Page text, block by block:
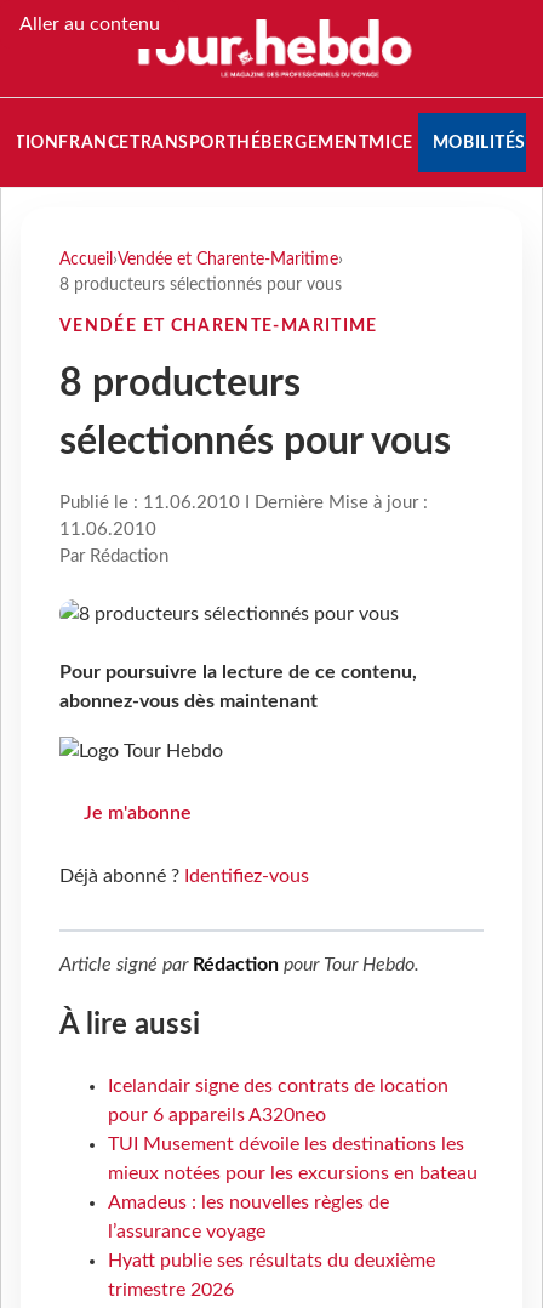
Aller au contenu
FRANCETRANSPORT HÉBERGEMENTMICE MOBILITÉS
Accueil ›Vendée et Charente-Maritime›
8 producteurs sélectionnés pour vous
VENDÉE ET CHARENTE-MARITIME
8 producteurs
sélectionnés pour vous
Publié le : 11.06.2010 I Dernière Mise à jour :
11.06.2010
Par Rédaction
Pour poursuivre la lecture de ce contenu,
abonnez-vous dès maintenant
Je m'abonne
Déjà abonné ? Identifiez-vous
Article signé par Rédaction pour Tour Hebdo.
À lire aussi
Icelandair signe des contrats de location
pour 6 appareils A320neo
TUI Musement dévoile les destinations les
mieux notées pour les excursions en bateau
Amadeus : les nouvelles règles de
l’assurance voyage
Hyatt publie ses résultats du deuxième
trimestre 2026